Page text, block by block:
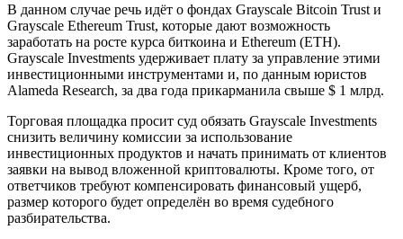
В данном случае речь идёт о фондах Grayscale Bitcoin Trust и
Grayscale Ethereum Trust, которые дают возможность
заработать на росте курса биткоина и Ethereum (ETH).
Grayscale Investments удерживает плату за управление этими
инвестиционными инструментами и, по данным юристов
Alameda Research, за два года прикарманила свыше $ 1 млрд.
Торговая площадка просит суд обязать Grayscale Investments
снизить величину комиссии за использование
инвестиционных продуктов и начать принимать от клиентов
заявки на вывод вложенной криптовалюты. Кроме того, от
ответчиков требуют компенсировать финансовый ущерб,
размер которого будет определён во время судебного
разбирательства.